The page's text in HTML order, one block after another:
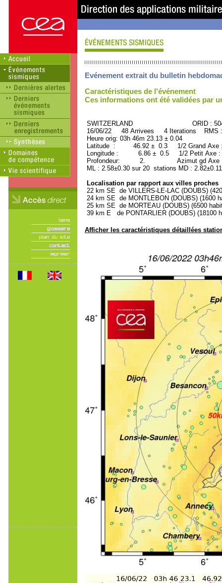
Evénement extrait du bulletin
Caractéristiques de l'événement
Ces informations ont été validées par
SWITZERLAND ORID :
16/06/22 48 Arrivees 4 Iterations RMS
Heure orig: 03h 46m 23.13 ± 0.04
Latitude : 46.92 ± 0.3 1/2 Grand
Longitude : 6.86 ± 0.5 1/2 Petit Axe
Profondeur: 2. Azimut gd Axe :
ML : 2.58±0.30 sur 20 stations MD :
Localisation par rapport aux villes proches
22 km SE de VILLERS-LE-LAC (DOUBS)
24 km SE de MONTLEBON (DOUBS) (1600
25 km SE de MORTEAU (DOUBS) (6500
39 km E de PONTARLIER (DOUBS) (18100
Afficher les caractéristiques détaillées